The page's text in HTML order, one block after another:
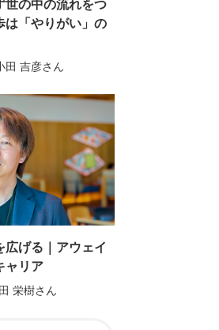
世の中の流れをつ
は「やりがい」の
田 吉彦さん
広げる｜アウェイ
ャリア
栄樹さん